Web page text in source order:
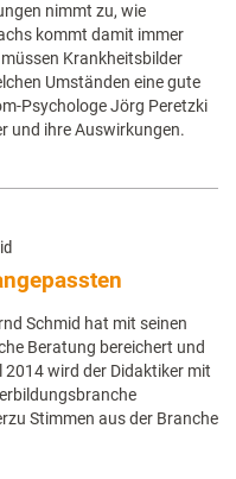
nimmt zu, wie
kommt damit immer
Krankheitsbilder
Umständen eine gute
Psychologe Jörg Peretzki
und ihre Auswirkungen.
Schmid hat mit seinen
Beratung bereichert und
wird der Didaktiker mit
Stimmen aus der Branche